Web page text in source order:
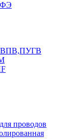
проводов